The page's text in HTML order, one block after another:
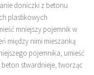
doniczki z betonu
plastikowych
mniejszy pojemnik w
między nimi mieszanką
pojemnika, umieść
stwardnieje, tworząc